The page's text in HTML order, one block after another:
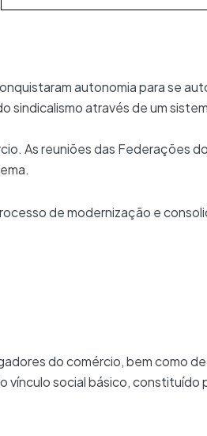
autonomia para se
sindicalismo através de um
As reuniões das Federações
de modernização e
do comércio, bem como
social básico,